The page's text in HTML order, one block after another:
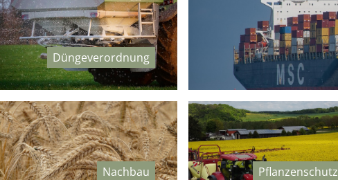
Düngeverordnung
Nachbau Pflanzenschutz